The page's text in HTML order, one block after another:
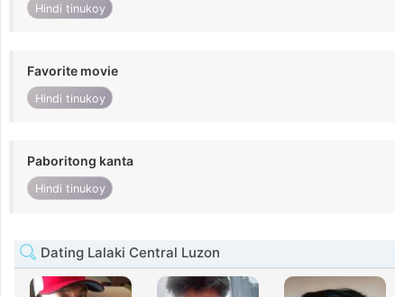
Hindi tinukoy
Favorite movie
Hindi tinukoy
Paboritong kanta
Hindi tinukoy
Dating Lalaki Central Luzon